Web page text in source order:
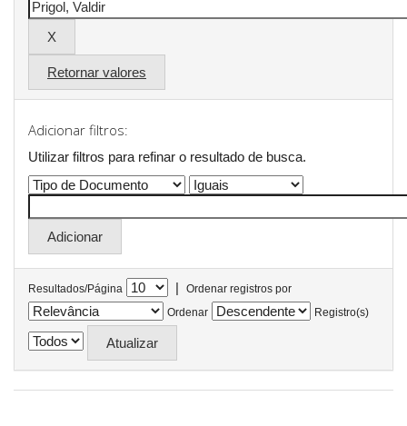
Retornar valores
Adicionar filtros:
Utilizar filtros para refinar o resultado de busca.
Resultados/Página |
Ordenar registros por
Ordenar
Registro(s)